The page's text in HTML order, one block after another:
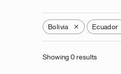
Bolivia X Ecuador
Showing 0 results